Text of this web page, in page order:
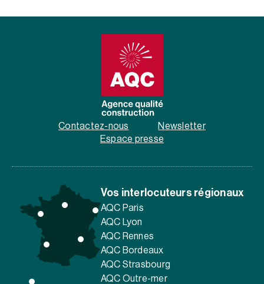
Contactez-nous
Newsletter
Espace presse
Vos interlocuteurs régionaux
AQC Paris
AQC Lyon
AQC Rennes
AQC Bordeaux
AQC Strasbourg
AQC Outre-mer